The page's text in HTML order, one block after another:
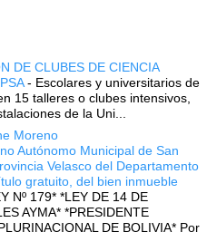
DE CLUBES DE CIENCIA
- Escolares y universitarios de
15 talleres o clubes intensivos,
de la Uni...
Moreno
Autónomo Municipal de San
Velasco del Departamento
gratuito, del bien inmueble
Nº 179* *LEY DE 14 DE
AYMA* *PRESIDENTE
DE BOLIVIA* Por